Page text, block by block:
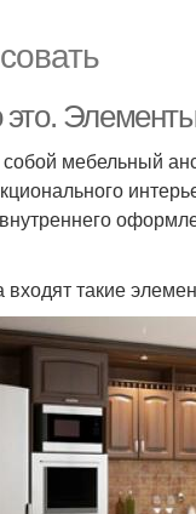
мебельный
входят такие